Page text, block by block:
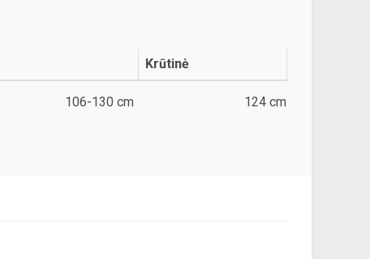
Krūtinė
106-130 cm 124 cm